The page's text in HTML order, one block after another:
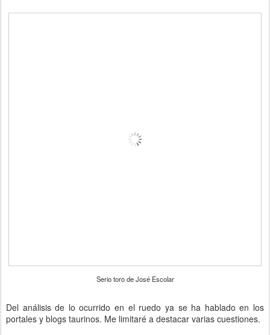
Serio toro de José Escolar
Del análisis de lo ocurrido en el ruedo ya se ha hablado en los
portales y blogs taurinos. Me limitaré a destacar varias cuestiones.